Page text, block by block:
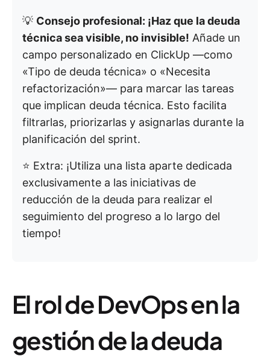
💡 Consejo profesional: ¡Haz que la deuda
técnica sea visible, no invisible! Añade un
campo personalizado en ClickUp —como
«Tipo de deuda técnica» o «Necesita
refactorización»— para marcar las tareas
que implican deuda técnica. Esto facilita
filtrarlas, priorizarlas y asignarlas durante la
planificación del sprint.
⭐️ Extra: ¡Utiliza una lista aparte dedicada
exclusivamente a las iniciativas de
reducción de la deuda para realizar el
seguimiento del progreso a lo largo del
tiempo!
El rol de DevOps en la
gestión de la deuda